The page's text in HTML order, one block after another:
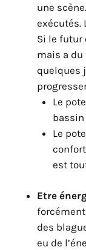
une
exécutés.
Si le futur
mais a du
quelques
Le
bassin
Le
est
Etre
des
eu de